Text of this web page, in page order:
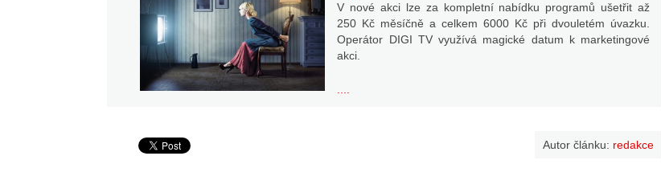
V nové akci lze za kompletní nabídku programů ušetřit až
250 Kč měsíčně a celkem 6000 Kč při dvouletém úvazku.
Operátor DIGI TV využívá magické datum k marketingové
akci.
Autor článku: redakce